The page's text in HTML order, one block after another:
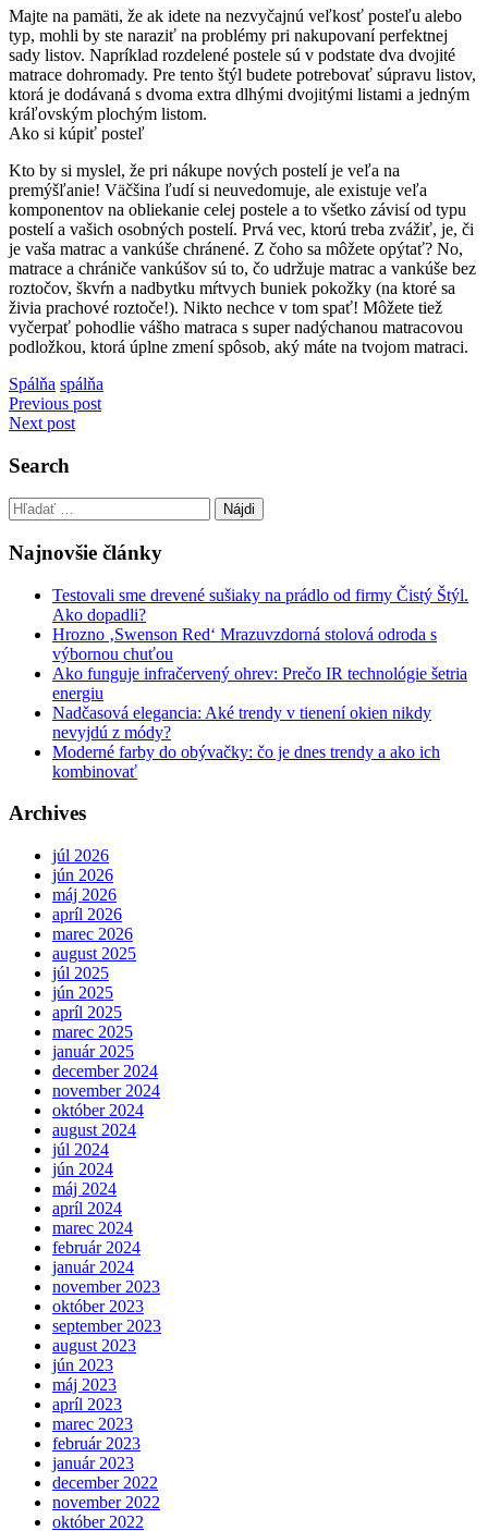
Majte na pamäti, že ak idete na nezvyčajnú veľkosť posteľu alebo
typ, mohli by ste naraziť na problémy pri nakupovaní perfektnej
sady listov. Napríklad rozdelené postele sú v podstate dva dvojité
matrace dohromady. Pre tento štýl budete potrebovať súpravu listov,
ktorá je dodávaná s dvoma extra dlhými dvojitými listami a jedným
kráľovským plochým listom.
Ako si kúpiť posteľ
Kto by si myslel, že pri nákupe nových postelí je veľa na
premýšľanie! Väčšina ľudí si neuvedomuje, ale existuje veľa
komponentov na obliekanie celej postele a to všetko závisí od typu
postelí a vašich osobných postelí. Prvá vec, ktorú treba zvážiť, je, či
je vaša matrac a vankúše chránené. Z čoho sa môžete opýtať? No,
matrace a chrániče vankúšov sú to, čo udržuje matrac a vankúše bez
roztočov, škvŕn a nadbytku mŕtvych buniek pokožky (na ktoré sa
živia prachové roztoče!). Nikto nechce v tom spať! Môžete tiež
vyčerpať pohodlie vášho matraca s super nadýchanou matracovou
podložkou, ktorá úplne zmení spôsob, aký máte na tvojom matraci.
Spálňa spálňa
Navigácia
v
článku
Previous post
Next post
Search
Hľadať:
Najnovšie články
Testovali sme drevené sušiaky na prádlo od firmy Čistý Štýl.
Ako dopadli?
Hrozno ‚Swenson Red‘ Mrazuvzdorná stolová odroda s
výbornou chuťou
Ako funguje infračervený ohrev: Prečo IR technológie šetria
energiu
Nadčasová elegancia: Aké trendy v tienení okien nikdy
nevyjdú z módy?
Moderné farby do obývačky: čo je dnes trendy a ako ich
kombinovať
Archives
júl 2026
jún 2026
máj 2026
apríl 2026
marec 2026
august 2025
júl 2025
jún 2025
apríl 2025
marec 2025
január 2025
december 2024
november 2024
október 2024
august 2024
júl 2024
jún 2024
máj 2024
apríl 2024
marec 2024
február 2024
január 2024
november 2023
október 2023
september 2023
august 2023
jún 2023
máj 2023
apríl 2023
marec 2023
február 2023
január 2023
december 2022
november 2022
október 2022